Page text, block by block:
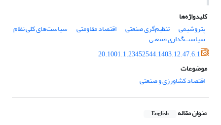
کلیدواژه‌ها
پتروشیمی
تنظیم‌گری صنعتی اقتصاد مقاومتی سیاست‌های کلی نظام
سیاست‌گذاری صنعتی
20.1001.1.23452544.1403.12.47.6.1
موضوعات
اقتصاد کشاورزی و صنعتی
عنوان مقاله English